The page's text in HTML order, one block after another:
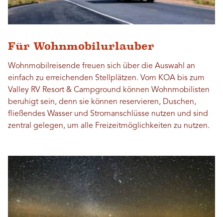
Für Wohnmobilurlauber
Wohnmobilreisende freuen sich über die Auswahl an
einfach zu erreichenden Stellplätzen. Vom KOA bis zum
Valley RV Resort & Campground können Wohnmobilisten
beruhigt sein, denn sie können reservieren, Duschen,
fließendes Wasser und Stromanschlüsse nutzen und sind
zentral gelegen, um alle Freizeitmöglichkeiten zu nutzen.